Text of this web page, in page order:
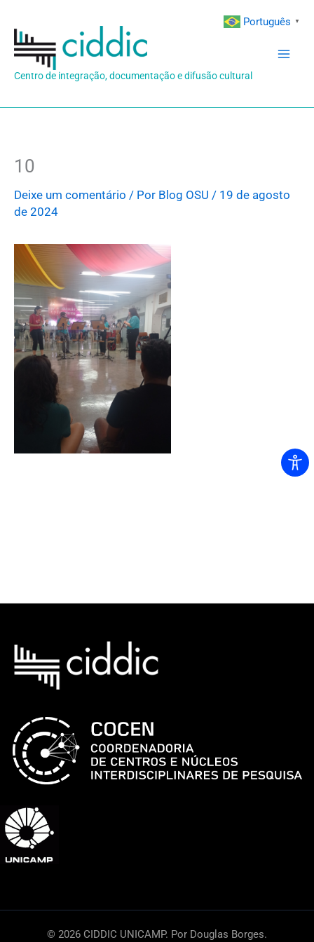
para
conteúdo
Centro de integração, documentação e difusão cultural
10
Deixe um comentário / Por Blog OSU / 19 de agosto
de 2024
© 2026 CIDDIC UNICAMP. Por Douglas Borges.
Português ▼